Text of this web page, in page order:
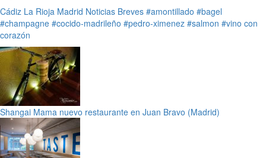
Cádiz La Rioja Madrid Noticias Breves #amontillado #bagel
#champagne #cocido-madrileño #pedro-ximenez #salmon #vino con
corazón
Shangai Mama nuevo restaurante en Juan Bravo (Madrid)